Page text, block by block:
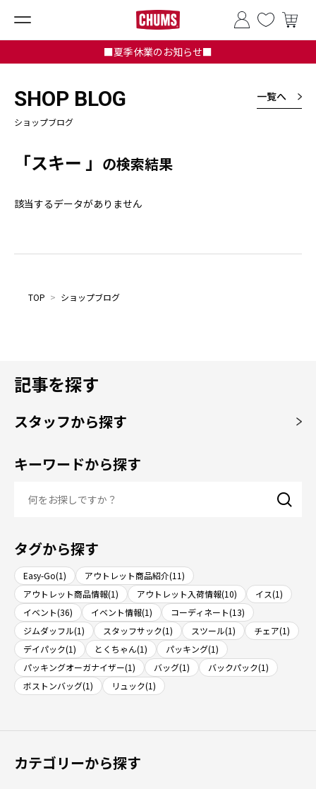
■夏季休業のお知らせ■
SHOP BLOG
ショップブログ
一覧へ
「スキー 」 の検索結果
該当するデータがありません
TOP > ショップブログ
記事を探す
スタッフから探す
キーワードから探す
タグから探す
Easy-Go(1)
アウトレット商品紹介(11)
アウトレット商品情報(1)
アウトレット入荷情報(10)
イス(1)
イベント(36)
イベント情報(1)
コーディネート(13)
ジムダッフル(1)
スタッフサック(1) スツール(1)
チェア(1)
デイパック(1)
とくちゃん(1)
パッキング(1)
パッキングオーガナイザー(1)
バッグ(1)
バックパック(1)
ボストンバッグ(1)
リュック(1)
カテゴリーから探す